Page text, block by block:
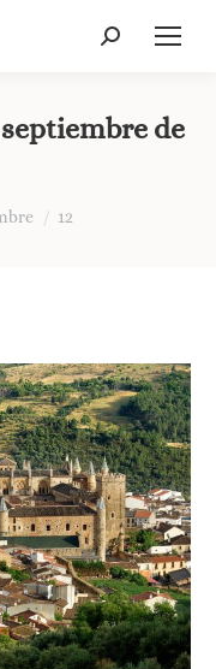
Buscar:
septiembre de
12